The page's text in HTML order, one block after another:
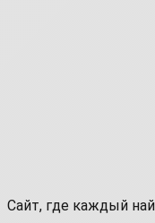
Сайт, где каждый